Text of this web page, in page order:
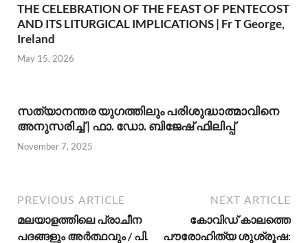
THE CELEBRATION OF THE FEAST OF PENTECOST
AND ITS LITURGICAL IMPLICATIONS | Fr T George,
Ireland
May 15, 2026
സത്യാനന്തര യുഗത്തിലും പരിശുദ്ധാത്മാവിനെ
അനുസരിച്ച് | ഫാ. ഡോ. ബിജേഷ് ഫിലിപ്പ്
November 7, 2025
PREVIOUS ARTICLE
മലയാളത്തിലെ പ്രാചീന
പദങ്ങളും അര്‍ത്ഥവും / പി.
NEXT ARTICLE
കോവിഡ് കാലത്തെ
പൗരോഹിത്യ ശുശ്രൂഷ: